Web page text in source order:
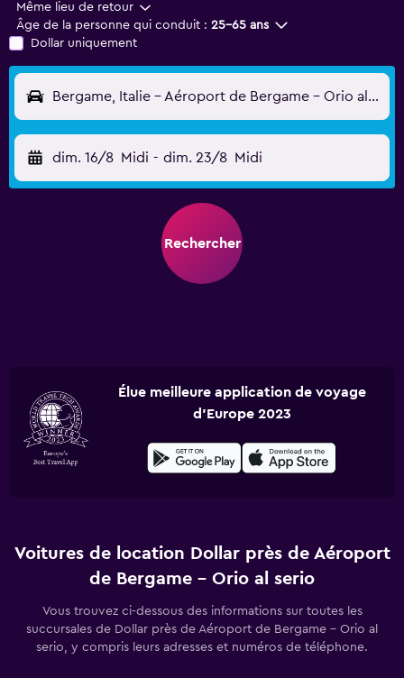
Même lieu de retour
Âge de la personne qui conduit : 25-65 ans
Dollar uniquement
Bergame, Italie - Aéroport de Bergame - Orio al serio (BGY)
dim. 16/8 Midi - dim. 23/8 Midi
Rechercher
Élue meilleure application de voyage
d'Europe 2023
Voitures de location Dollar près de Aéroport
de Bergame - Orio al serio
Vous trouvez ci-dessous des informations sur toutes les
succursales de Dollar près de Aéroport de Bergame - Orio al
serio, y compris leurs adresses et numéros de téléphone.